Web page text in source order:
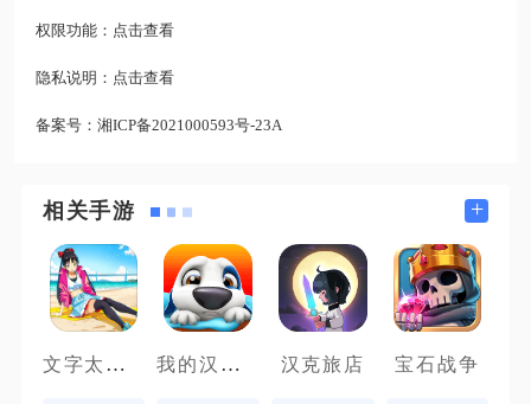
权限功能： 点击查看
隐私说明： 点击查看
备案号： 湘ICP备2021000593号-23A
相关手游 +
文字太疯狂 我的汉克狗 汉克旅店 宝石战争